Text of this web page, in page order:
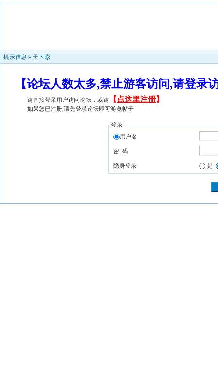
提示信息 » 天下彩
【论坛人数太多,禁止游客访问,请登
请直接登录用户访问论坛，或请 【 点这里注册】
如果您已注册,请先登录论坛即可游览帖子
登录
用户名
密 码
隐身登录 是